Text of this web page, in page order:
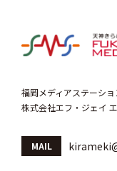
福岡メディアステーシ
株式会社エフ・ジェイ
MAIL